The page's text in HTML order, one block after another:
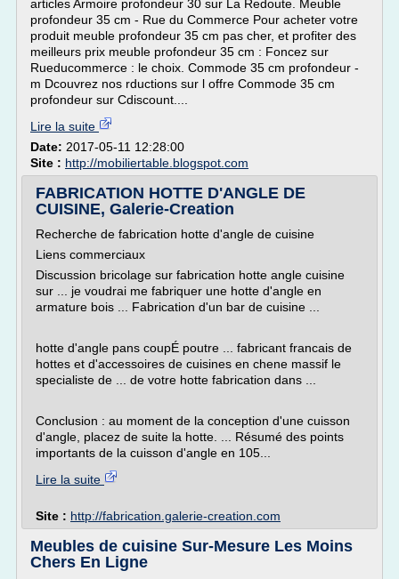
articles Armoire profondeur 30 sur La Redoute. Meuble
profondeur 35 cm - Rue du Commerce Pour acheter votre
produit meuble profondeur 35 cm pas cher, et profiter des
meilleurs prix meuble profondeur 35 cm : Foncez sur
Rueducommerce : le choix. Commode 35 cm profondeur -
m Dcouvrez nos rductions sur l offre Commode 35 cm
profondeur sur Cdiscount....
Lire la suite
Date: 2017-05-11 12:28:00
Site : http://mobiliertable.blogspot.com
FABRICATION HOTTE D'ANGLE DE
CUISINE, Galerie-Creation
Recherche de fabrication hotte d'angle de cuisine
Liens commerciaux
Discussion bricolage sur fabrication hotte angle cuisine
sur ... je voudrai me fabriquer une hotte d'angle en
armature bois ... Fabrication d'un bar de cuisine ...
hotte d'angle pans coupÉ poutre ... fabricant francais de
hottes et d'accessoires de cuisines en chene massif le
specialiste de ... de votre hotte fabrication dans ...
Conclusion : au moment de la conception d'une cuisson
d'angle, placez de suite la hotte. ... Résumé des points
importants de la cuisson d'angle en 105...
Lire la suite
Site : http://fabrication.galerie-creation.com
Meubles de cuisine Sur-Mesure Les Moins
Chers En Ligne